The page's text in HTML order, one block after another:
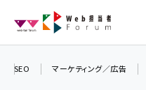
ン
SEO マーケティング／広告